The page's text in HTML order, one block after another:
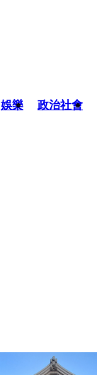
娛樂 政治社會